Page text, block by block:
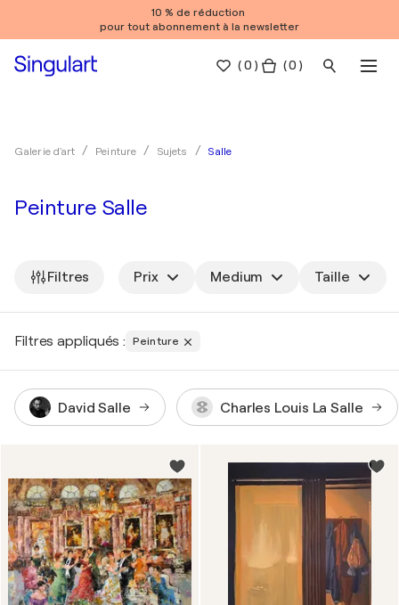
10 % de réduction
pour tout abonnement à la newsletter
(0 ) ( 0 )
Galerie d'art Peinture Sujets Salle
Peinture Salle
Filtres Prix Medium Taille
Filtres appliqués : Peinture
David Salle Charles Louis La Salle